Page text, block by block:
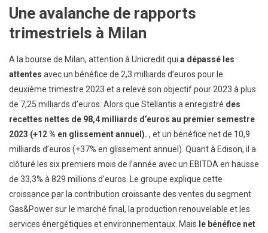
Une avalanche de rapports
trimestriels à Milan
A la bourse de Milan, attention à Unicredit qui a dépassé les
attentes avec un bénéfice de 2,3 milliards d’euros pour le
deuxième trimestre 2023 et a relevé son objectif pour 2023 à plus
de 7,25 milliards d’euros. Alors que Stellantis a enregistré des
recettes nettes de 98,4 milliards d’euros au premier semestre
2023 (+12 % en glissement annuel). , et un bénéfice net de 10,9
milliards d’euros (+37% en glissement annuel). Quant à Edison, il a
clôturé les six premiers mois de l’année avec un EBITDA en hausse
de 33,3% à 829 millions d’euros. Le groupe explique cette
croissance par la contribution croissante des ventes du segment
Gas&Power sur le marché final, la production renouvelable et les
services énergétiques et environnementaux. Mais le bénéfice net